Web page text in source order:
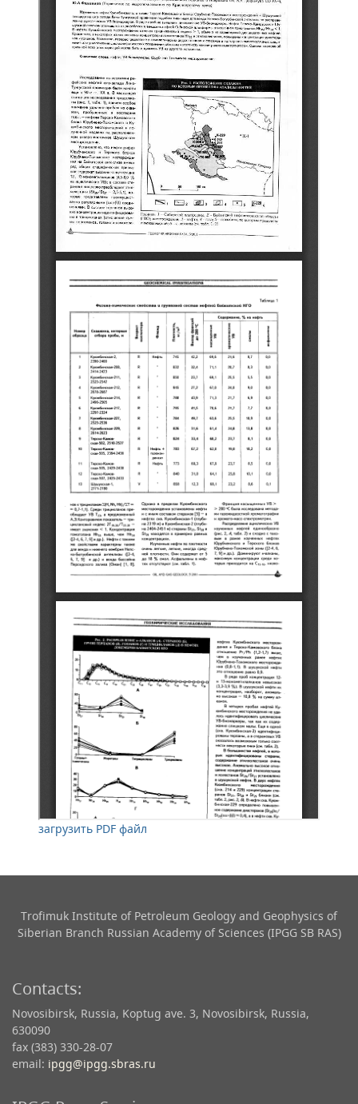
загрузить PDF файл
Trofimuk Institute of Petroleum Geology and Geophysics​ of
Siberian Branch Russian Academy of Sciences (IPGG SB RAS)
Contacts:
Novosibirsk, Russia, Koptug ave. 3, Novosibirsk, Russia,
630090
fax (383) 330-28-07
email: ipgg@ipgg.sbras.ru